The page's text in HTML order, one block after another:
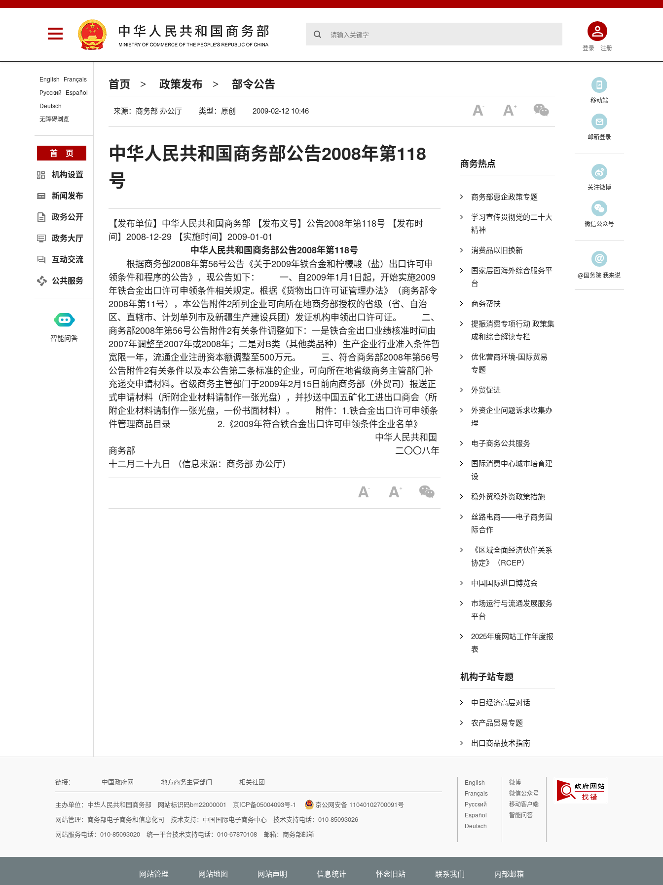
登录 注册
首页 > 政策发布 > 部令公告
来源：商务部 办公厅 类型：原创 2009-02-12 10:46
中华人民共和国商务部公告2008年第118
号
【发布单位】中华人民共和国商务部 【发布文号】公告2008年第118号 【发布时
间】2008-12-29 【实施时间】2009-01-01
中华人民共和国商务部公告2008年第118号
根据商务部2008年第56号公告《关于2009年铁合金和柠檬酸（盐）出口许可申
领条件和程序的公告》，现公告如下： 一、自2009年1月1日起，开始实施2009
年铁合金出口许可申领条件相关规定。根据《货物出口许可证管理办法》（商务部令
2008年第11号），本公告附件2所列企业可向所在地商务部授权的省级（省、自治
区、直辖市、计划单列市及新疆生产建设兵团）发证机构申领出口许可证。 二、
商务部2008年第56号公告附件2有关条件调整如下：一是铁合金出口业绩核准时间由
2007年调整至2007年或2008年；二是对B类（其他类品种）生产企业行业准入条件暂
宽限一年，流通企业注册资本额调整至500万元。 三、符合商务部2008年第56号
公告附件2有关条件以及本公告第二条标准的企业，可向所在地省级商务主管部门补
充递交申请材料。省级商务主管部门于2009年2月15日前向商务部（外贸司）报送正
式申请材料（所附企业材料请制作一张光盘），并抄送中国五矿化工进出口商会（所
附企业材料请制作一张光盘，一份书面材料）。 附件：1.铁合金出口许可申领条
件管理商品目录 2. 《2009年符合铁合金出口许可申领条件企业名单》
中华人民共和国
商务部 二〇〇八年
十二月二十九日 （信息来源： 商务部 办公厅）
商务热点
商务部惠企政策专题
学习宣传贯彻党的二十大
精神
消费品以旧换新
国家层面海外综合服务平
台
商务帮扶
提振消费专项行动 政策集
成和综合解读专栏
优化营商环境-国际贸易
专题
外贸促进
外资企业问题诉求收集办
理
电子商务公共服务
国际消费中心城市培育建
设
稳外贸稳外资政策措施
丝路电商——电子商务国
际合作
《区域全面经济伙伴关系
协定》（RCEP）
中国国际进口博览会
市场运行与流通发展服务
平台
2025年度网站工作年度报
表
机构子站专题
中日经济高层对话
农产品贸易专题
出口商品技术指南
English Français
Русский Español
Deutsch
无障碍浏览
首 页
机构设置
新闻发布
政务公开
政务大厅
互动交流
公共服务
智能问答
移动端
邮箱登录
关注微博
微信公众号
@国务院 我来说
链接： 中国政府网 地方商务主管部门 相关社团
主办单位：中华人民共和国商务部 网站标识码bm22000001京ICP备05004093号-1
京公网安备 11040102700091号
网站管理：商务部电子商务和信息化司 技术支持： 中国国际电子商务中心 技术支持电话：010-85093026
网站服务电话：010-85093020 统一平台技术支持电话：010-67870108 邮箱：商务部邮箱
English
Français
Русский
Español
Deutsch
微博
微信公众号
移动客户端
智能问答
网站管理 网站地图 网站声明 信息统计 怀念旧站 联系我们 内部邮箱